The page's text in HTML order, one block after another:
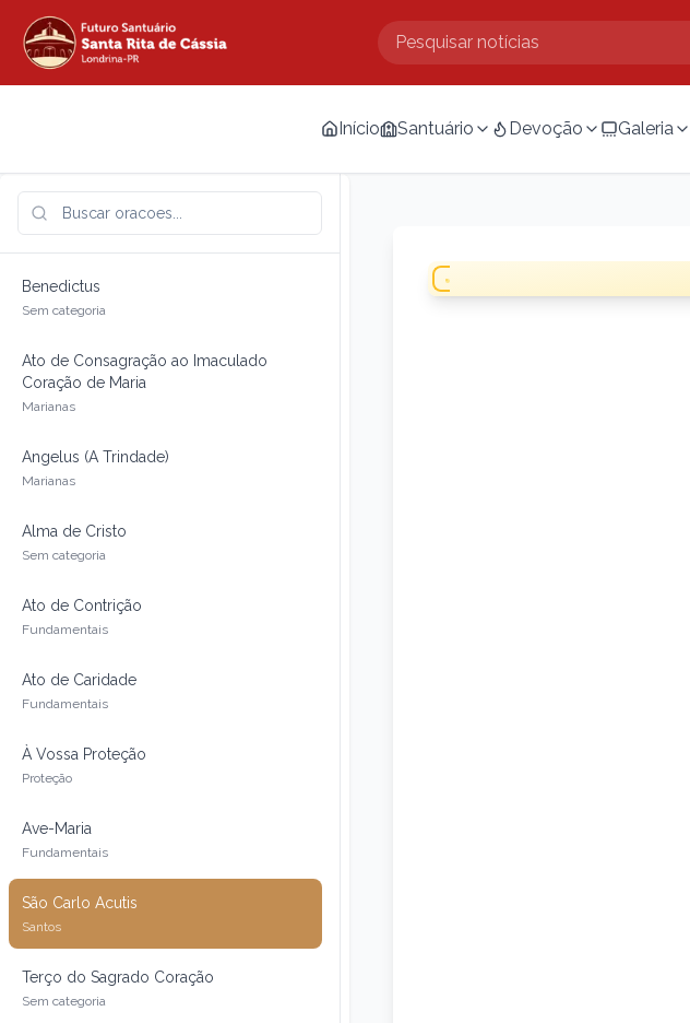
Início Santuário Devoção Galeria
Benedictus
Sem categoria
Ato de Consagração ao Imaculado
Coração de Maria
Marianas
Angelus (A Trindade)
Marianas
Alma de Cristo
Sem categoria
Ato de Contrição
Fundamentais
Ato de Caridade
Fundamentais
À Vossa Proteção
Proteção
Ave-Maria
Fundamentais
São Carlo Acutis
Santos
Terço do Sagrado Coração
Sem categoria